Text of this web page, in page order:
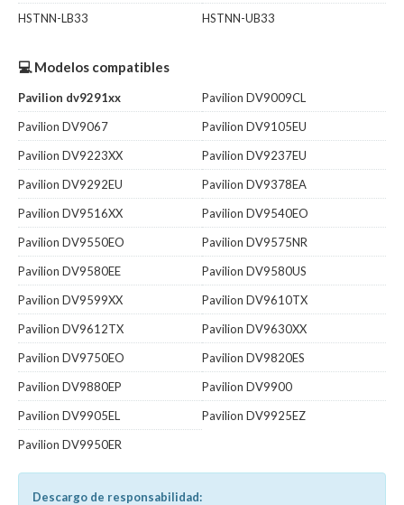
HSTNN-LB33 HSTNN-UB33
💻 Modelos compatibles
Pavilion dv9291xx
Pavilion DV9009CL
Pavilion DV9067
Pavilion DV9105EU
Pavilion DV9223XX
Pavilion DV9237EU
Pavilion DV9292EU
Pavilion DV9378EA
Pavilion DV9516XX
Pavilion DV9540EO
Pavilion DV9550EO
Pavilion DV9575NR
Pavilion DV9580EE
Pavilion DV9580US
Pavilion DV9599XX
Pavilion DV9610TX
Pavilion DV9612TX
Pavilion DV9630XX
Pavilion DV9750EO
Pavilion DV9820ES
Pavilion DV9880EP
Pavilion DV9900
Pavilion DV9905EL
Pavilion DV9925EZ
Pavilion DV9950ER
Descargo de responsabilidad: